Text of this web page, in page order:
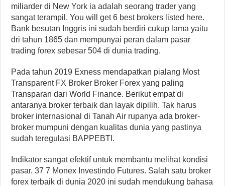
miliarder di New York ia adalah seorang trader yang
sangat terampil. You will get 6 best brokers listed here.
Bank besutan Inggris ini sudah berdiri cukup lama yaitu
dri tahun 1865 dan mempunyai peran dalam pasar
trading forex sebesar 504 di dunia trading.
Pada tahun 2019 Exness mendapatkan pialang Most
Transparent FX Broker Broker Forex yang paling
Transparan dari World Finance. Berikut empat di
antaranya broker terbaik dan layak dipilih. Tak harus
broker internasional di Tanah Air rupanya ada broker-
broker mumpuni dengan kualitas dunia yang pastinya
sudah teregulasi BAPPEBTI.
Indikator sangat efektif untuk membantu melihat kondisi
pasar. 37 7 Monex Investindo Futures. Salah satu broker
forex terbaik di dunia 2020 ini sudah mendukung bahasa